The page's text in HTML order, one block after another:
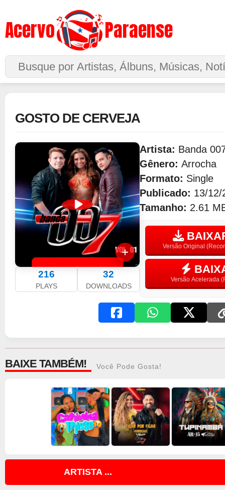
Acervo Paraense
Buscar no Site
GOSTO DE CERVEJA
216
PLAYS
32
DOWNLOADS
Artista: Banda
Gênero: Arrocha
Formato: Single
Publicado: 13/12/
Tamanho: 2.61
Versão Original
Versão Acelerada
BAIXE TAMBÉM! Você Pode Gosta!
ARTISTA ...